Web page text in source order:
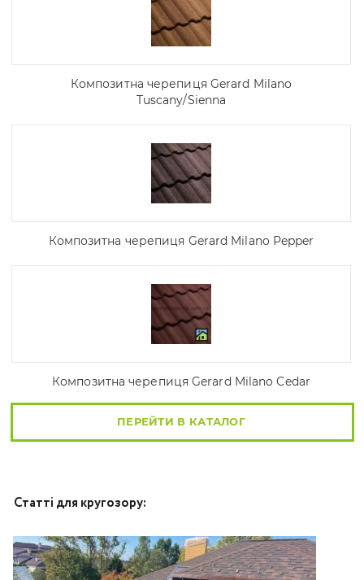
Композитна черепиця Gerard Milano
Tuscany/Sienna
Композитна черепиця Gerard Milano Pepper
Композитна черепиця Gerard Milano Cedar
ПЕРЕЙТИ В КАТАЛОГ
Статті для кругозору: